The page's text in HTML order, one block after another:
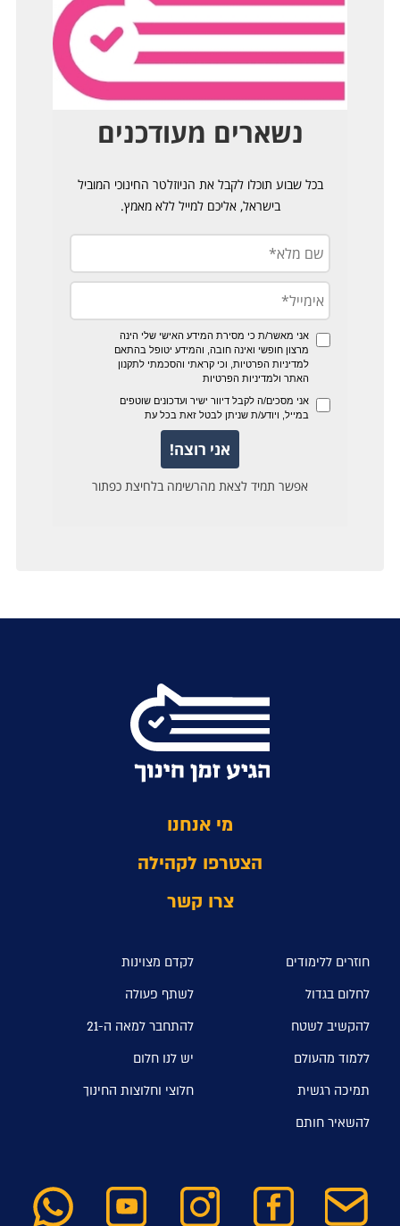
מי אנחנו
הצטרפו לקהילה
צרו קשר
חוזרים ללימודים
לקדם מצוינות
לחלום בגדול
לשתף פעולה
להקשיב לשטח
להתחבר למאה ה-21
ללמוד מהעולם
יש לנו חלום
תמיכה רגשית
חלוצי וחלוצות החינוך
להשאיר חותם